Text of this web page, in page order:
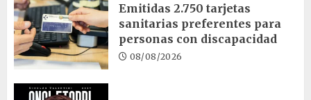
Emitidas 2.750 tarjetas
sanitarias preferentes para
personas con discapacidad
08/08/2026